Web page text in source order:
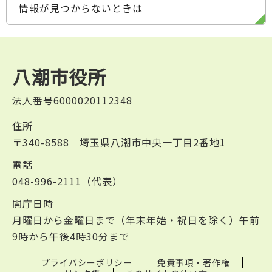
情報が見つからないときは
八潮市役所
法人番号6000020112348
住所
〒340-8588 埼玉県八潮市中央一丁目2番地1
電話
048-996-2111（代表）
開庁日時
月曜日から金曜日まで（年末年始・祝日を除く）午前
9時から午後4時30分まで
プライバシーポリシー
免責事項・著作権